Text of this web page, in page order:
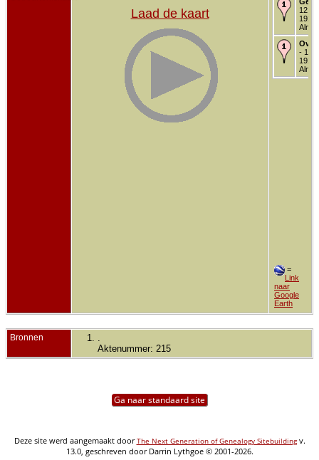
Laad de kaart
12
1928
- 12
1928
=
Link
naar
Google
Earth
Bronnen
Aktenummer: 215
Ga naar standaard site
Deze site werd aangemaakt doorThe Next Generation of Genealogy Sitebuildingv.
13.0, geschreven door Darrin Lythgoe © 2001-2026.